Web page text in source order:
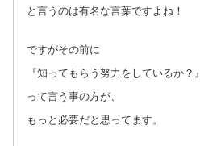
と言うのは有名な言葉ですよね！
ですがその前に
『知ってもらう努力をしているか？』
って言う事の方が、
もっと必要だと思ってます。